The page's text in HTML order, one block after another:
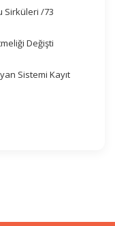
Sirküleri /73
Değişti
Sistemi Kayıt